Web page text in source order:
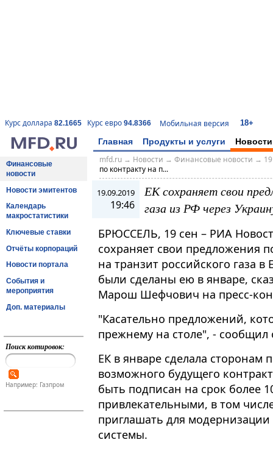
Курс доллара 82.1665 Курс евро 94.8366 Мобильная версия 18+
Главная Продукты и услуги Новости
Финансовые
новости
Новости эмитентов
Календарь
макростатистики
Ключевые ставки
Отчёты корпораций
Новости портала
События и
мероприятия
Доп. материалы
Поиск котировок:
Например: Газпром
mfd.ru→ Новости → Финансовые новости →
по контракту на п...
19.09.2019
19:46
ЕК сохраняет свои
газа из РФ через
БРЮССЕЛЬ, 19 сен – РИА
сохраняет свои предложения
на транзит российского газа
были сделаны ею в январе,
Марош Шефчович на пресс-
"Касательно предложений,
прежнему на столе", - сообщил
ЕК в январе сделала сторонам
возможного будущего
быть подписан на срок более
привлекательными, в том
приглашать для
системы.